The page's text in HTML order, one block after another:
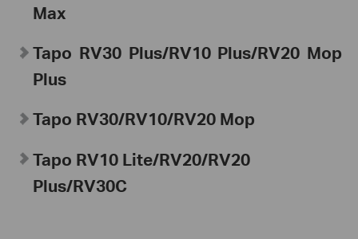
Max
Tapo RV30 Plus/RV10 Plus/RV20 Mop
Plus
Tapo RV30/RV10/RV20 Mop
Tapo RV10 Lite/RV20/RV20
Plus/RV30C